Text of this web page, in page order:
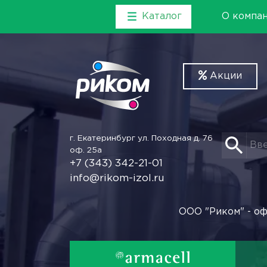
Каталог О
Акции
г. Екатеринбург ул. Походная д. 76
оф. 25а
+7 (343) 342-21-01
info@rikom-izol.ru
ООО "Риком" -